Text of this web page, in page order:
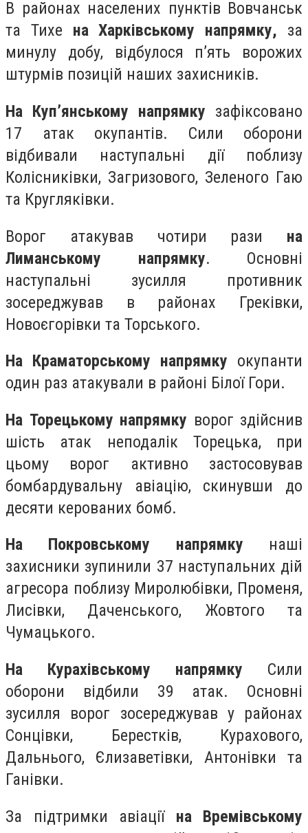
В районах населених пунктів Вовчанськ
та Тихе на Харківському напрямку, за
минулу добу, відбулося п’ять ворожих
штурмів позицій наших захисників.
На Куп’янському напрямку зафіксовано
17 атак окупантів. Сили оборони
відбивали наступальні дії поблизу
Колісниківки, Загризового, Зеленого Гаю
та Кругляківки.
Ворог атакував чотири рази на
Лиманському напрямку. Основні
наступальні зусилля противник
зосереджував в районах Греківки,
Новоєгорівки та Торського.
На Краматорському напрямку окупанти
один раз атакували в районі Білої Гори.
На Торецькому напрямку ворог здійснив
шість атак неподалік Торецька, при
цьому ворог активно застосовував
бомбардувальну авіацію, скинувши до
десяти керованих бомб.
На Покровському напрямку наші
захисники зупинили 37 наступальних дій
агресора поблизу Миролюбівки, Променя,
Лисівки, Даченського, Жовтого та
Чумацького.
На Курахівському напрямку Сили
оборони відбили 39 атак. Основні
зусилля ворог зосереджував у районах
Сонцівки, Берестків, Курахового,
Дальнього, Єлизаветівки, Антонівки та
Ганівки.
За підтримки авіації на Времівському